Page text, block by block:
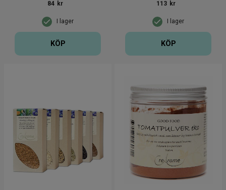
I lager
84 kr
KÖP
I lager
113 kr
KÖP